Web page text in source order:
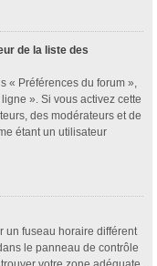
de la liste des
« Préférences du forum »,
». Si vous activez cette
des modérateurs et de
étant un utilisateur
un fuseau horaire différent
le panneau de contrôle